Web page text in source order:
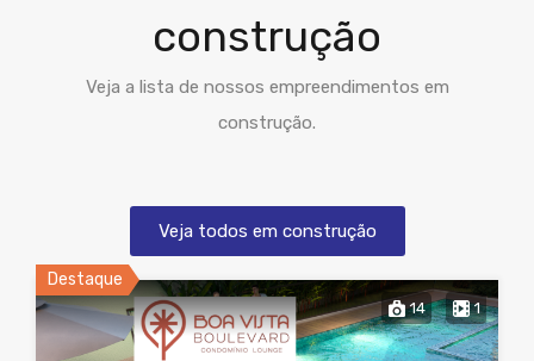
construção
Veja a lista de nossos empreendimentos em
construção.
Veja todos em construção
Destaque
14 1